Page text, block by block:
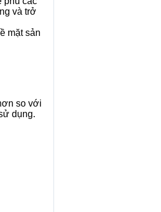
và trở
mặt sản
so với
dụng.